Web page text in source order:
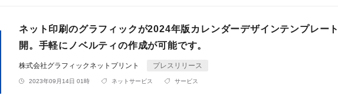
ネット印刷のグラフィックが2024年版カレンダーデザインテンプレー
開。手軽にノベルティの作成が可能です。
株式会社グラフィックネットプリント プレスリリース
2023年09月14日 01時 ネットサービス サービス